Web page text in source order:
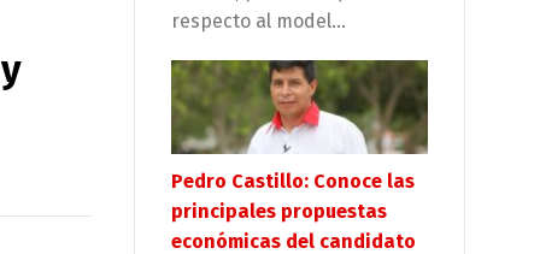
respecto al model...
Pedro Castillo: Conoce las
principales propuestas
económicas del candidato